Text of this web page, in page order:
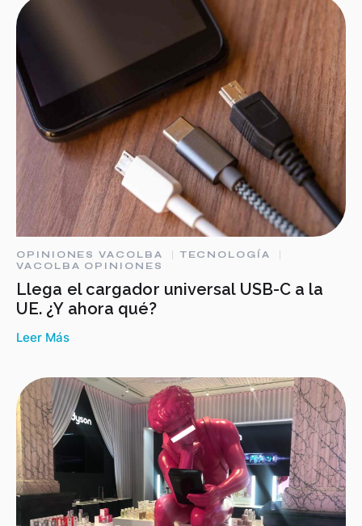
OPINIONES VACOLBA
TECNOLOGÍA
VACOLBA OPINIONES
Llega el cargador universal USB-C a la
UE. ¿Y ahora qué?
Leer Más